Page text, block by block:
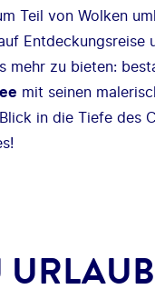
Teil von Wolken
mehr zu bieten:
mit seinen
in die Tiefe des